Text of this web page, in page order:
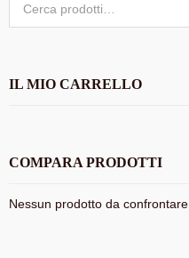
IL MIO CARRELLO
COMPARA PRODOTTI
Nessun prodotto da confrontare